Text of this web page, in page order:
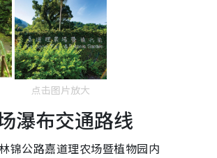
点击图片放大
瀑布交通路线
锦公路嘉道理农场暨植物园内